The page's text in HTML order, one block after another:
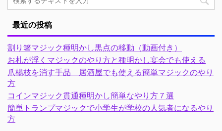
最近の投稿
割り箸マジック種明かし黒点の移動（動画付き）
お札が浮くマジックのやり方と種明かし宴会でも使える
爪楊枝を消す手品 居酒屋でも使える簡単マジックのやり
方
コインマジック貫通種明かし簡単なやり方７選
簡単トランプマジックで小学生が学校の人気者になるやり
方